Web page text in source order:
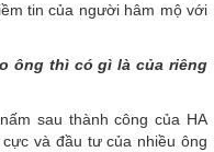
tin của người hâm mộ với
ông thì có gì là của riêng
sau thành công của HA
và đầu tư của nhiều ông